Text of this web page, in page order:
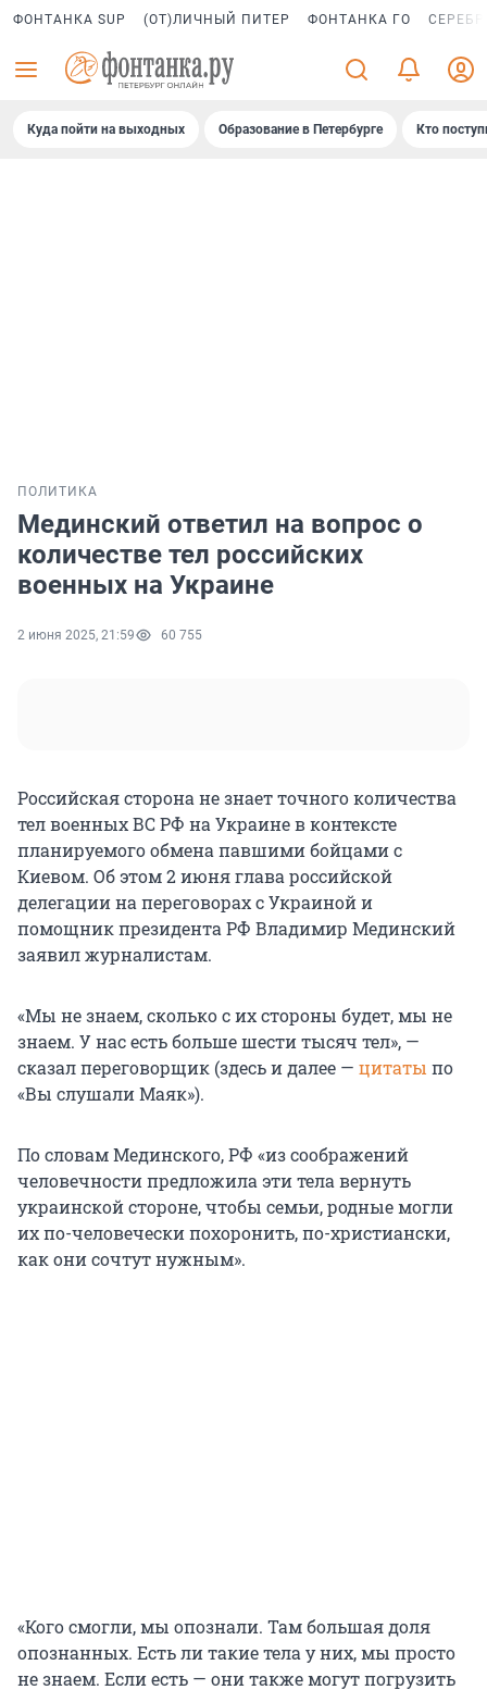
ФОНТАНКА SUP (ОТ)ЛИЧНЫЙ ПИТЕР ФОНТАНКА ГО
Куда пойти на выходных Образование в Петербурге Кто
ПОЛИТИКА
Мединский ответил на вопрос о
количестве тел российских
военных на Украине
2 июня 2025, 21:59 60 755
Российская сторона не знает точного количества
тел военных ВС РФ на Украине в контексте
планируемого обмена павшими бойцами с
Киевом. Об этом 2 июня глава российской
делегации на переговорах с Украиной и
помощник президента РФ Владимир Мединский
заявил журналистам.
«Мы не знаем, сколько с их стороны будет, мы не
знаем. У нас есть больше шести тысяч тел», —
сказал переговорщик (здесь и далее — цитаты по
«Вы слушали Маяк»).
По словам Мединского, РФ «из соображений
человечности предложила эти тела вернуть
украинской стороне, чтобы семьи, родные могли
их по-человечески похоронить, по-христиански,
как они сочтут нужным».
«Кого смогли, мы опознали. Там большая доля
опознанных. Есть ли такие тела у них, мы просто
не знаем. Если есть — они также могут погрузить